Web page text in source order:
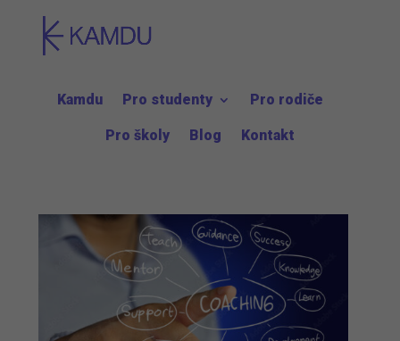
Kamdu Pro studenty Pro rodiče
Pro školy Blog Kontakt